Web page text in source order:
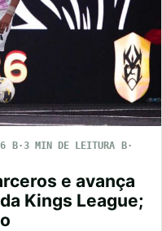
3 MIN DE LEITURA
e avança
Kings League;